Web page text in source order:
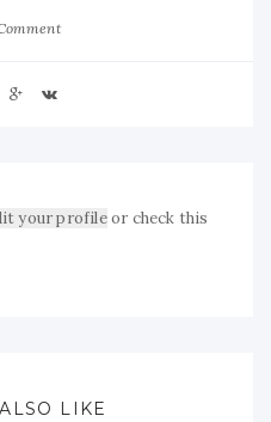
your profileor check this
LIKE